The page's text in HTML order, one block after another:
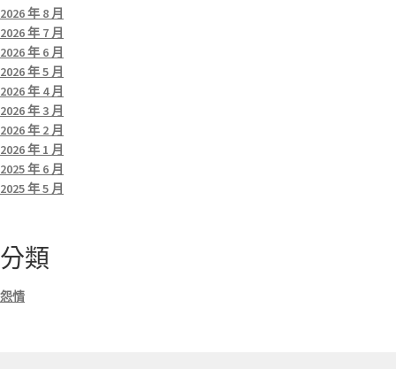
2026 年 8 月
2026 年 7 月
2026 年 6 月
2026 年 5 月
2026 年 4 月
2026 年 3 月
2026 年 2 月
2026 年 1 月
2025 年 6 月
2025 年 5 月
分類
怨情